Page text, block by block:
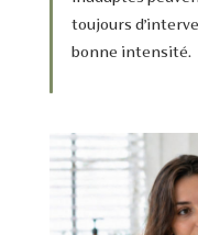
toujours
bonne intensité.